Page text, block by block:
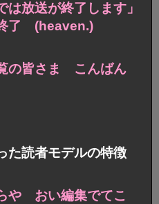
は放送が終了します」
了 (heaven.)
の皆さま こんばん
た読者モデルの特徴
や おい編集でてこ